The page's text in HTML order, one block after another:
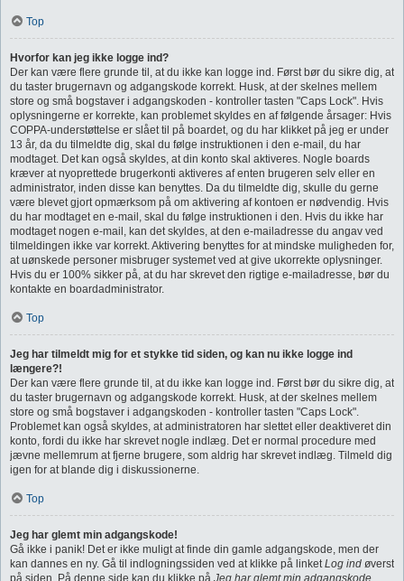
Top
Hvorfor kan jeg ikke logge ind?
Der kan være flere grunde til, at du ikke kan logge ind. Først bør du sikre dig, at
du taster brugernavn og adgangskode korrekt. Husk, at der skelnes mellem
store og små bogstaver i adgangskoden - kontroller tasten "Caps Lock". Hvis
oplysningerne er korrekte, kan problemet skyldes en af følgende årsager: Hvis
COPPA-understøttelse er slået til på boardet, og du har klikket på jeg er under
13 år, da du tilmeldte dig, skal du følge instruktionen i den e-mail, du har
modtaget. Det kan også skyldes, at din konto skal aktiveres. Nogle boards
kræver at nyoprettede brugerkonti aktiveres af enten brugeren selv eller en
administrator, inden disse kan benyttes. Da du tilmeldte dig, skulle du gerne
være blevet gjort opmærksom på om aktivering af kontoen er nødvendig. Hvis
du har modtaget en e-mail, skal du følge instruktionen i den. Hvis du ikke har
modtaget nogen e-mail, kan det skyldes, at den e-mailadresse du angav ved
tilmeldingen ikke var korrekt. Aktivering benyttes for at mindske muligheden for,
at uønskede personer misbruger systemet ved at give ukorrekte oplysninger.
Hvis du er 100% sikker på, at du har skrevet den rigtige e-mailadresse, bør du
kontakte en boardadministrator.
Top
Jeg har tilmeldt mig for et stykke tid siden, og kan nu ikke logge ind
længere?!
Der kan være flere grunde til, at du ikke kan logge ind. Først bør du sikre dig, at
du taster brugernavn og adgangskode korrekt. Husk, at der skelnes mellem
store og små bogstaver i adgangskoden - kontroller tasten "Caps Lock".
Problemet kan også skyldes, at administratoren har slettet eller deaktiveret din
konto, fordi du ikke har skrevet nogle indlæg. Det er normal procedure med
jævne mellemrum at fjerne brugere, som aldrig har skrevet indlæg. Tilmeld dig
igen for at blande dig i diskussionerne.
Top
Jeg har glemt min adgangskode!
Gå ikke i panik! Det er ikke muligt at finde din gamle adgangskode, men der
kan dannes en ny. Gå til indlogningssiden ved at klikke på linketLog ind øverst
på siden. På denne side kan du klikke på Jeg har glemt min adgangskode